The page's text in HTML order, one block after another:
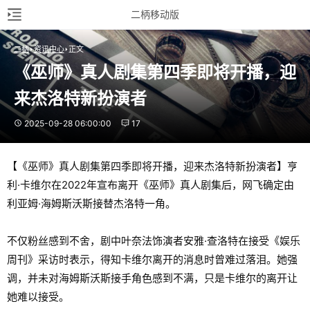
二柄移动版
二柄 资讯中心 正文
《巫师》真人剧集第四季即将开播，迎
来杰洛特新扮演者
2025-09-28 06:00:00 17
【《巫师》真人剧集第四季即将开播，迎来杰洛特新扮演者】亨
利·卡维尔在2022年宣布离开《巫师》真人剧集后，网飞确定由
利亚姆·海姆斯沃斯接替杰洛特一角。
不仅粉丝感到不舍，剧中叶奈法饰演者安雅·查洛特在接受《娱乐
周刊》采访时表示，得知卡维尔离开的消息时曾难过落泪。她强
调，并未对海姆斯沃斯接手角色感到不满，只是卡维尔的离开让
她难以接受。